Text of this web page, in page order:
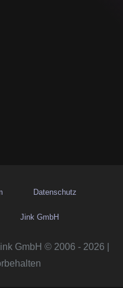
Datenschutz
Jink GmbH
GmbH © 2006 - 2026 |